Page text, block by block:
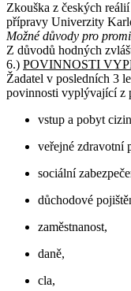
Zkouška z českých
přípravy Univerzity
Možné důvody pro
Z důvodů hodných
6.) POVINNOSTI
Žadatel v posledních 3
povinnosti vyplývající z
vstup a pobyt
veřejné zdravotní
sociální
důchodové
zaměstnanost,
daně,
cla,